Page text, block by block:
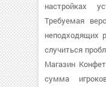
настройках
Требуемая
неподходящих
случиться
Магазин
сумма